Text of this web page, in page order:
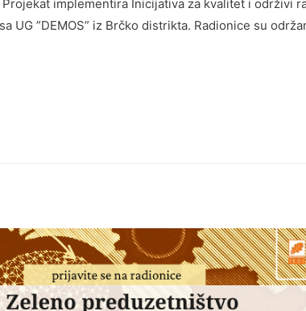
implementira Inicijativa za kvalitet i održivi
UG ”DEMOS” iz Brčko distrikta. Radionice su